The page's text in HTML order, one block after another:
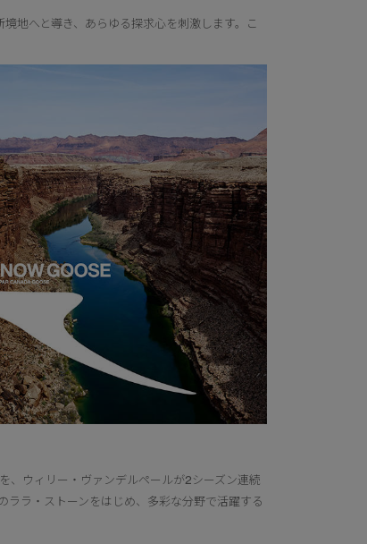
地へと導き、あらゆる探求心を刺激します。こ
、ウィリー・ヴァンデルペールが2シーズン連続
ララ・ストーンをはじめ、多彩な分野で活躍する